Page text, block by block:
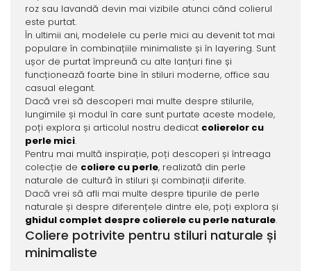
roz sau lavandă devin mai vizibile atunci când colierul
este purtat.
În ultimii ani, modelele cu perle mici au devenit tot mai
populare în combinațiile minimaliste și în layering. Sunt
ușor de purtat împreună cu alte lanțuri fine și
funcționează foarte bine în stiluri moderne, office sau
casual elegant.
Dacă vrei să descoperi mai multe despre stilurile,
lungimile și modul în care sunt purtate aceste modele,
poți explora și articolul nostru dedicat colierelor cu
perle mici.
Pentru mai multă inspirație, poți descoperi și întreaga
colecție de coliere cu perle, realizată din perle
naturale de cultură în stiluri și combinații diferite.
Dacă vrei să afli mai multe despre tipurile de perle
naturale și despre diferențele dintre ele, poți explora și
ghidul complet despre colierele cu perle naturale.
Coliere potrivite pentru stiluri naturale și
minimaliste